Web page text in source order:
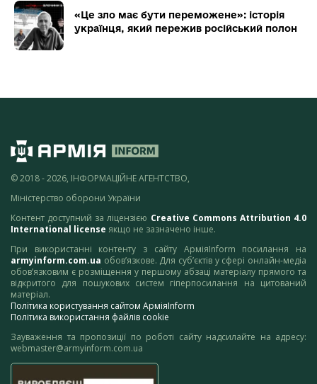
«Це зло має бути переможене»: історія
українця, який пережив російський полон
© 2018 - 2026, ІНФОРМАЦІЙНЕ АГЕНТСТВО,
Міністерство оборони України
Контент доступний за ліцензією Creative Commons Attribution 4.0
International license якщо не зазначено інше.
При використанні контенту з сайту АрміяInform посилання на
armyinform.com.ua обов’язкове. Для суб’єктів у сфері онлайн-медіа
обов’язковим є розміщення у першому абзаці матеріалу прямого та
відкритого для пошукових систем гіперпосилання на цитований
матеріал.
Політика користування сайтом АрміяInform
Політика використання файлів cookie
Зауваження та пропозиції по роботі сайту надсилайте на адресу:
webmaster@armyinform.com.ua